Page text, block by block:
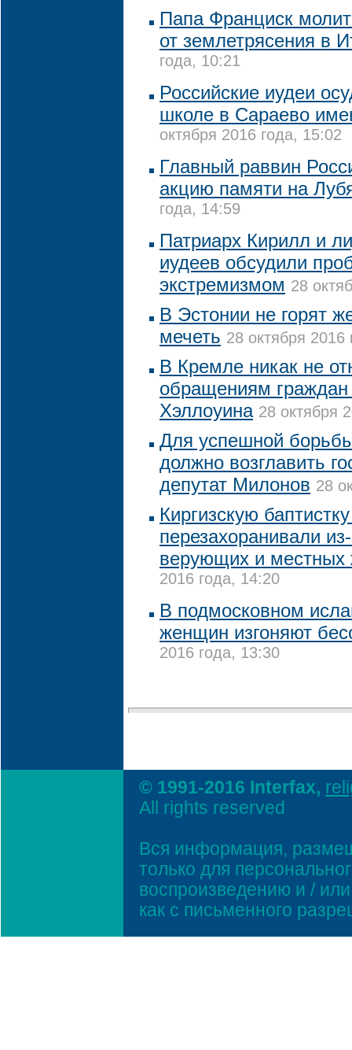
Папа Франциск
от землетрясения в
года, 10:21
Российские иудеи
школе в Сараево
октября 2016 года, 15:02
Главный раввин
акцию памяти на
года, 14:59
Патриарх Кирилл и
иудеев обсудили
экстремизмом 28
В Эстонии не горят
мечеть 28 октября 2016
В Кремле никак не
обращениям граждан
Хэллоуина 28 октября
Для успешной
должно возглавить
депутат Милонов 28
Киргизскую
перезахоранивали
верующих и местных
2016 года, 14:20
В подмосковном
женщин изгоняют
2016 года, 13:30
© 1991-2016 Interfax,
All rights reserved
Вся информация,
только для
воспроизведению и /
как с письменного